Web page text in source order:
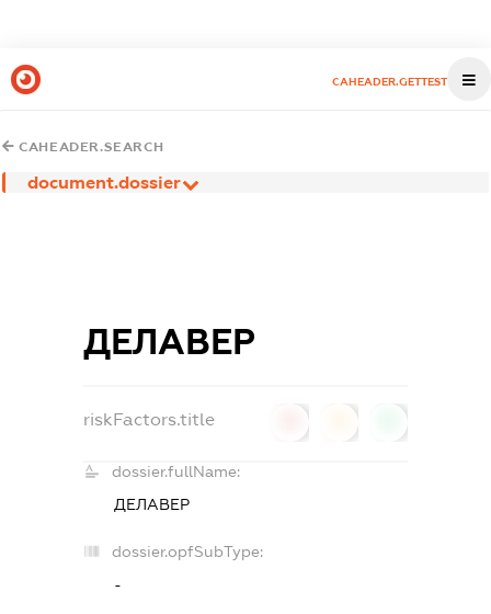
CAHEADER.GETTEST
CAHEADER.SEARCH
document.dossier
ДЕЛАВЕР
riskFactors.title
dossier.fullName:
ДЕЛАВЕР
dossier.opfSubType:
-